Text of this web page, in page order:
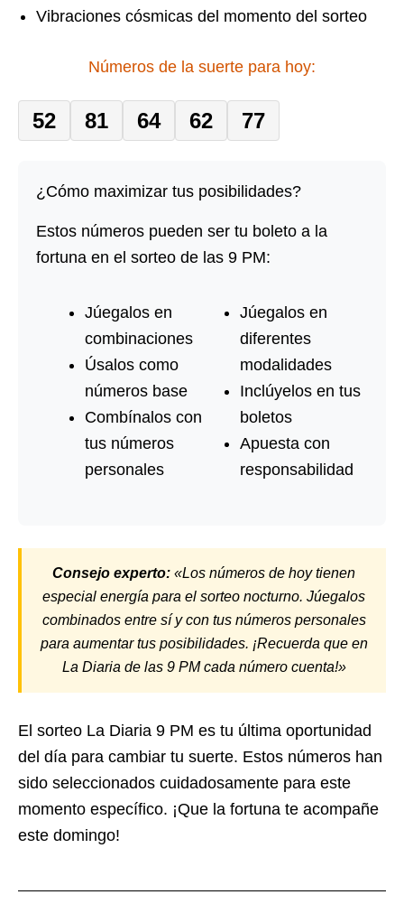
Vibraciones cósmicas del momento del sorteo
Números de la suerte para hoy:
52 81 64 62 77
¿Cómo maximizar tus posibilidades?
Estos números pueden ser tu boleto a la
fortuna en el sorteo de las 9 PM:
Júegalos en
combinaciones
Úsalos como
números base
Combínalos con
tus números
personales
Júegalos en
diferentes
modalidades
Inclúyelos en tus
boletos
Apuesta con
responsabilidad
Consejo experto: «Los números de hoy tienen
especial energía para el sorteo nocturno. Júegalos
combinados entre sí y con tus números personales
para aumentar tus posibilidades. ¡Recuerda que en
La Diaria de las 9 PM cada número cuenta!»
El sorteo La Diaria 9 PM es tu última oportunidad
del día para cambiar tu suerte. Estos números han
sido seleccionados cuidadosamente para este
momento específico. ¡Que la fortuna te acompañe
este domingo!